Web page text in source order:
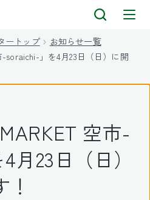
ートップ
お知らせ一覧
-soraichi-」を4月23日（日）に開
MARKET 空市-
月23日（日）